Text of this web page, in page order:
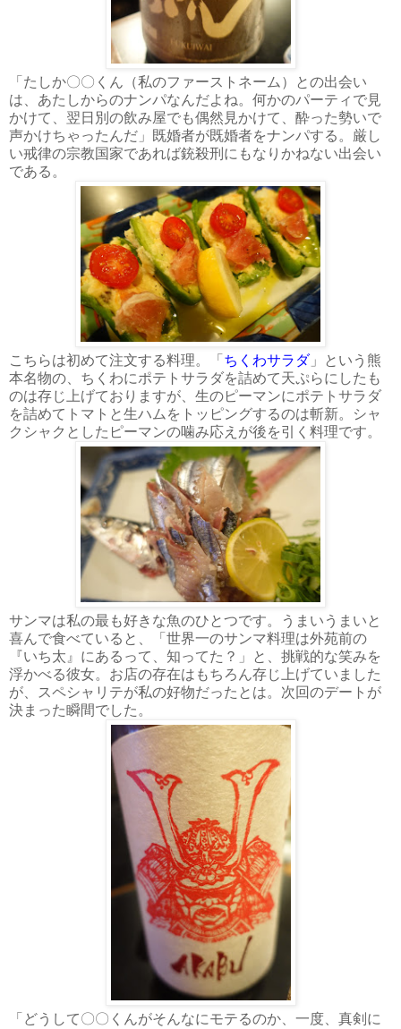
「たしか〇〇くん（私のファーストネーム）との出会い
は、あたしからのナンパなんだよね。何かのパーティで見
かけて、翌日別の飲み屋でも偶然見かけて、酔った勢いで
声かけちゃったんだ」既婚者が既婚者をナンパする。厳し
い戒律の宗教国家であれば銃殺刑にもなりかねない出会い
である。
こちらは初めて注文する料理。「 ちくわサラダ」という熊
本名物の、ちくわにポテトサラダを詰めて天ぷらにしたも
のは存じ上げておりますが、生のピーマンにポテトサラダ
を詰めてトマトと生ハムをトッピングするのは斬新。シャ
クシャクとしたピーマンの噛み応えが後を引く料理です。
サンマは私の最も好きな魚のひとつです。うまいうまいと
喜んで食べていると、「世界一のサンマ料理は外苑前の
『いち太』にあるって、知ってた？」と、挑戦的な笑みを
浮かべる彼女。お店の存在はもちろん存じ上げていました
が、スペシャリテが私の好物だったとは。次回のデートが
決まった瞬間でした。
「どうして〇〇くんがそんなにモテるのか、一度、真剣に